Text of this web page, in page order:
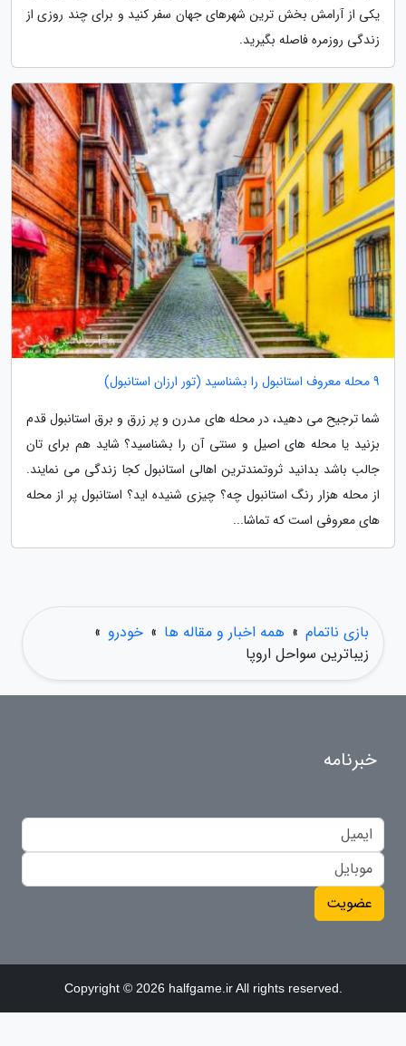
یکی از آرامش بخش ترین شهرهای جهان سفر کنید و برای چند روزی از
زندگی روزمره فاصله بگیرید.
9 محله معروف استانبول را بشناسید (تور ارزان استانبول)
شما ترجیح می دهید، در محله های مدرن و پر زرق و برق استانبول قدم
بزنید یا محله های اصیل و سنتی آن را بشناسید؟ شاید هم برای تان
جالب باشد بدانید ثروتمندترین اهالی استانبول کجا زندگی می نمایند.
از محله هزار رنگ استانبول چه؟ چیزی شنیده اید؟ استانبول پر از محله
های معروفی است که تماشا...
بازی ناتمام » همه اخبار و مقاله ها » خودرو »
زیباترین سواحل اروپا
خبرنامه
عضویت
Copyright © 2026 halfgame.ir All rights reserved.